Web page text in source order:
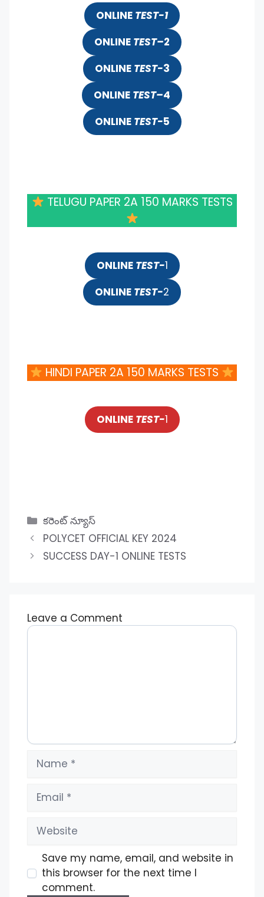
ONLINE TEST-1
ONLINE TEST–2
ONLINE TEST-3
ONLINE TEST–4
ONLINE TEST-5
TELUGU PAPER 2A 150 MARKS TESTS
ONLINE TEST-1
ONLINE TEST-2
HINDI PAPER 2A 150 MARKS TESTS
ONLINE TEST-1
Categories
కరెంట్ న్యూస్
POLYCET OFFICIAL KEY 2024
SUCCESS DAY-1 ONLINE TESTS
Leave a Comment
Comment
Name
Email
Website
Save my name, email, and website in
this browser for the next time I
comment.